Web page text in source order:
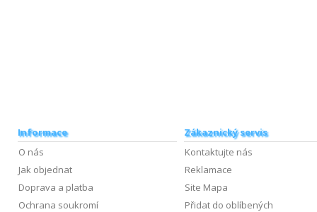
Informace
O nás
Jak objednat
Doprava a platba
Ochrana soukromí
Zákaznický servis
Kontaktujte nás
Reklamace
Site Mapa
Přidat do oblíbených